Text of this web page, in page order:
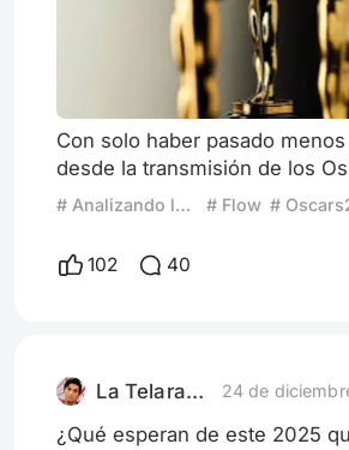
Con solo haber pasado
desde la transmisión de los
confirmar las sospechas que
con la lista de los nominados.
que perdieron todo valor y
inició todo esto? En las
# Analizando los premios Óscar 2025 # Flow #
102 40
La Telaraña Cinefila 24 de
¿Qué esperan de este 2025